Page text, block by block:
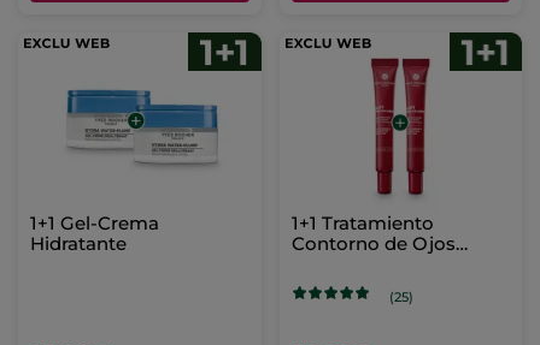
1+1 Gel-Crema
Hidratante
1+1 Tratamiento
Contorno de Ojos
Antibolsas
(25)